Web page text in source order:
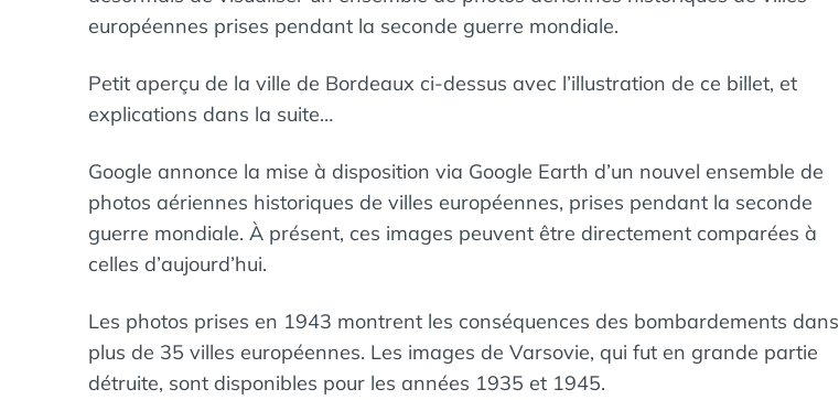
européennes prises pendant la seconde guerre mondiale.
Petit aperçu de la ville de Bordeaux ci-dessus avec l’illustration de ce billet, et
explications dans la suite…
Google annonce la mise à disposition via Google Earth d’un nouvel ensemble de
photos aériennes historiques de villes européennes, prises pendant la seconde
guerre mondiale. À présent, ces images peuvent être directement comparées à
celles d’aujourd’hui.
Les photos prises en 1943 montrent les conséquences des bombardements dans
plus de 35 villes européennes. Les images de Varsovie, qui fut en grande partie
détruite, sont disponibles pour les années 1935 et 1945.